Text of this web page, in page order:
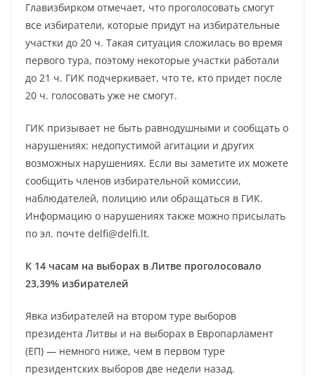
Главизбирком отмечает, что проголосовать смогут
все избиратели, которые придут на избирательные
участки до 20 ч. Такая ситуация сложилась во время
первого тура, поэтому некоторые участки работали
до 21 ч. ГИК подчеркивает, что те, кто придет после
20 ч. голосовать уже не смогут.
ГИК призывает не быть равнодушными и сообщать о
нарушениях: недопустимой агитации и других
возможных нарушениях. Если вы заметите их можете
сообщить членов избирательной комиссии,
наблюдателей, полицию или обращаться в ГИК.
Информацию о нарушениях также можно присылать
по эл. почте delfi@delfi.lt.
К 14 часам на выборах в Литве проголосовало
23,39% избирателей
Явка избирателей на втором туре выборов
президента Литвы и на выборах в Европарламент
(ЕП) — немного ниже, чем в первом туре
президентских выборов две недели назад.